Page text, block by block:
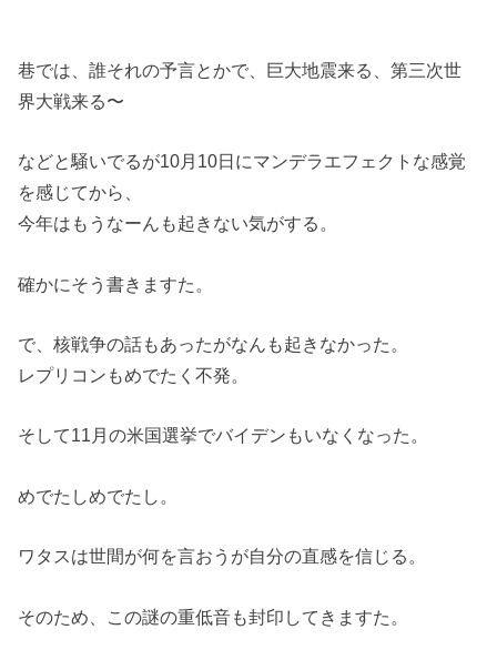
巷では、誰それの予言とかで、巨大地震来る、第三次世
界大戦来る〜
などと騒いでるが10月10日にマンデラエフェクトな感覚
を感じてから、
今年はもうなーんも起きない気がする。
確かにそう書きますた。
で、核戦争の話もあったがなんも起きなかった。
レプリコンもめでたく不発。
そして11月の米国選挙でバイデンもいなくなった。
めでたしめでたし。
ワタスは世間が何を言おうが自分の直感を信じる。
そのため、この謎の重低音も封印してきますた。